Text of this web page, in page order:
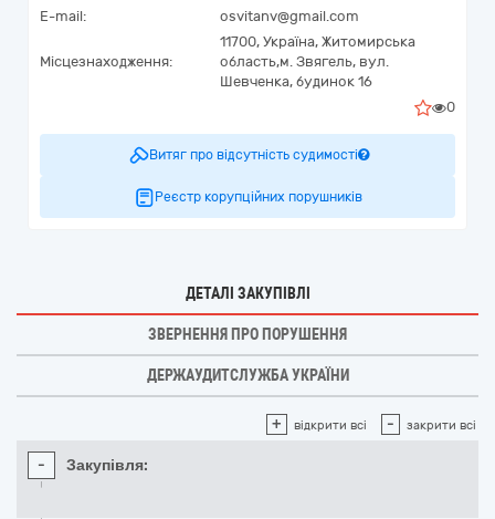
E-mail:
osvitanv@gmail.com
Місцезнаходження:
11700, Україна, Житомирська
область,м. Звягель, вул.
Шевченка, будинок 16
0
Витяг про відсутність судимості
Реєстр корупційних порушників
ДЕТАЛІ ЗАКУПІВЛІ
ЗВЕРНЕННЯ ПРО ПОРУШЕННЯ
ДЕРЖАУДИТСЛУЖБА УКРАЇНИ
+ відкрити всі - закрити всі
- Закупівля: